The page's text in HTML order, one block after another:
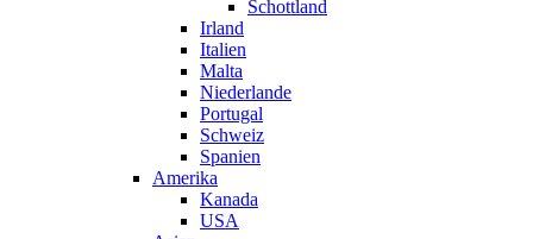
Schottland
Irland
Italien
Malta
Niederlande
Portugal
Schweiz
Spanien
Amerika
Kanada
USA